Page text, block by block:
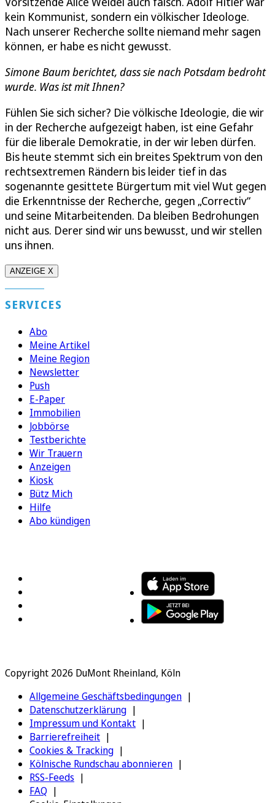
kein Kommunist, sondern ein völkischer Ideologe.
Nach unserer Recherche sollte niemand mehr sagen
können, er habe es nicht gewusst.
Simone Baum berichtet, dass sie nach Potsdam bedroht
wurde. Was ist mit Ihnen?
Fühlen Sie sich sicher? Die völkische Ideologie, die wir
in der Recherche aufgezeigt haben, ist eine Gefahr
für die liberale Demokratie, in der wir leben dürfen.
Bis heute stemmt sich ein breites Spektrum von den
rechtsextremen Rändern bis leider tief in das
sogenannte gesittete Bürgertum mit viel Wut gegen
die Erkenntnisse der Recherche, gegen „Correctiv“
und seine Mitarbeitenden. Da bleiben Bedrohungen
nicht aus. Derer sind wir uns bewusst, und wir stellen
uns ihnen.
ANZEIGE X
SERVICES
Abo
Meine Artikel
Meine Region
Newsletter
Push
E-Paper
Immobilien
Jobbörse
Testberichte
Wir Trauern
Anzeigen
Kiosk
Bütz Mich
Hilfe
Abo kündigen
Copyright 2026 DuMont Rheinland, Köln
Allgemeine Geschäftsbedingungen
Datenschutzerklärung
Impressum und Kontakt
Barrierefreiheit
Cookies & Tracking
Kölnische Rundschau abonnieren
RSS-Feeds
FAQ